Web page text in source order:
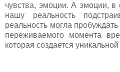
чувства, эмоции. А эмоции, в
нашу реальность
реальность могла
переживаемого момента
которая создается